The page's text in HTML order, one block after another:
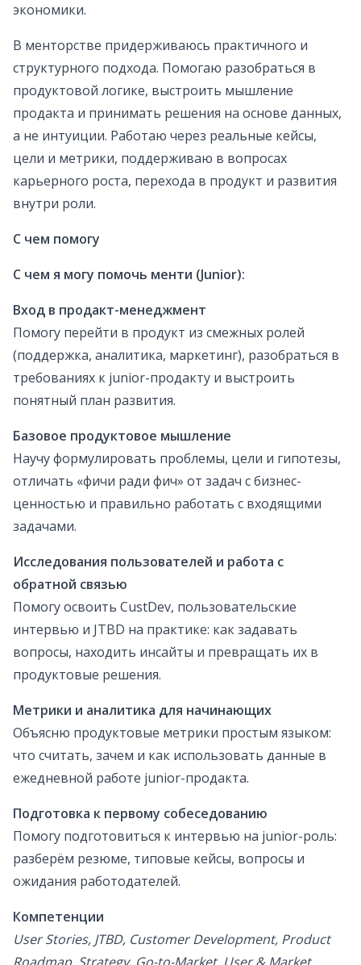
экономики.
В менторстве придерживаюсь практичного и
структурного подхода. Помогаю разобраться в
продуктовой логике, выстроить мышление
продакта и принимать решения на основе данных,
а не интуиции. Работаю через реальные кейсы,
цели и метрики, поддерживаю в вопросах
карьерного роста, перехода в продукт и развития
внутри роли.
С чем помогу
С чем я могу помочь менти (Junior):
Вход в продакт-менеджмент
Помогу перейти в продукт из смежных ролей
(поддержка, аналитика, маркетинг), разобраться в
требованиях к junior-продакту и выстроить
понятный план развития.
Базовое продуктовое мышление
Научу формулировать проблемы, цели и гипотезы,
отличать «фичи ради фич» от задач с бизнес-
ценностью и правильно работать с входящими
задачами.
Исследования пользователей и работа с
обратной связью
Помогу освоить CustDev, пользовательские
интервью и JTBD на практике: как задавать
вопросы, находить инсайты и превращать их в
продуктовые решения.
Метрики и аналитика для начинающих
Объясню продуктовые метрики простым языком:
что считать, зачем и как использовать данные в
ежедневной работе junior-продакта.
Подготовка к первому собеседованию
Помогу подготовиться к интервью на junior-роль:
разберём резюме, типовые кейсы, вопросы и
ожидания работодателей.
Компетенции
User Stories, JTBD, Customer Development, Product